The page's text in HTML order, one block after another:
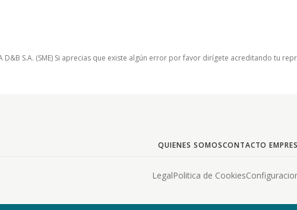
S.A. (SME) Si aprecias que existe algún error por favor dirígete acreditando tu
QUIENES SOMOSCONTACTO
LegalPolitica de Cookies